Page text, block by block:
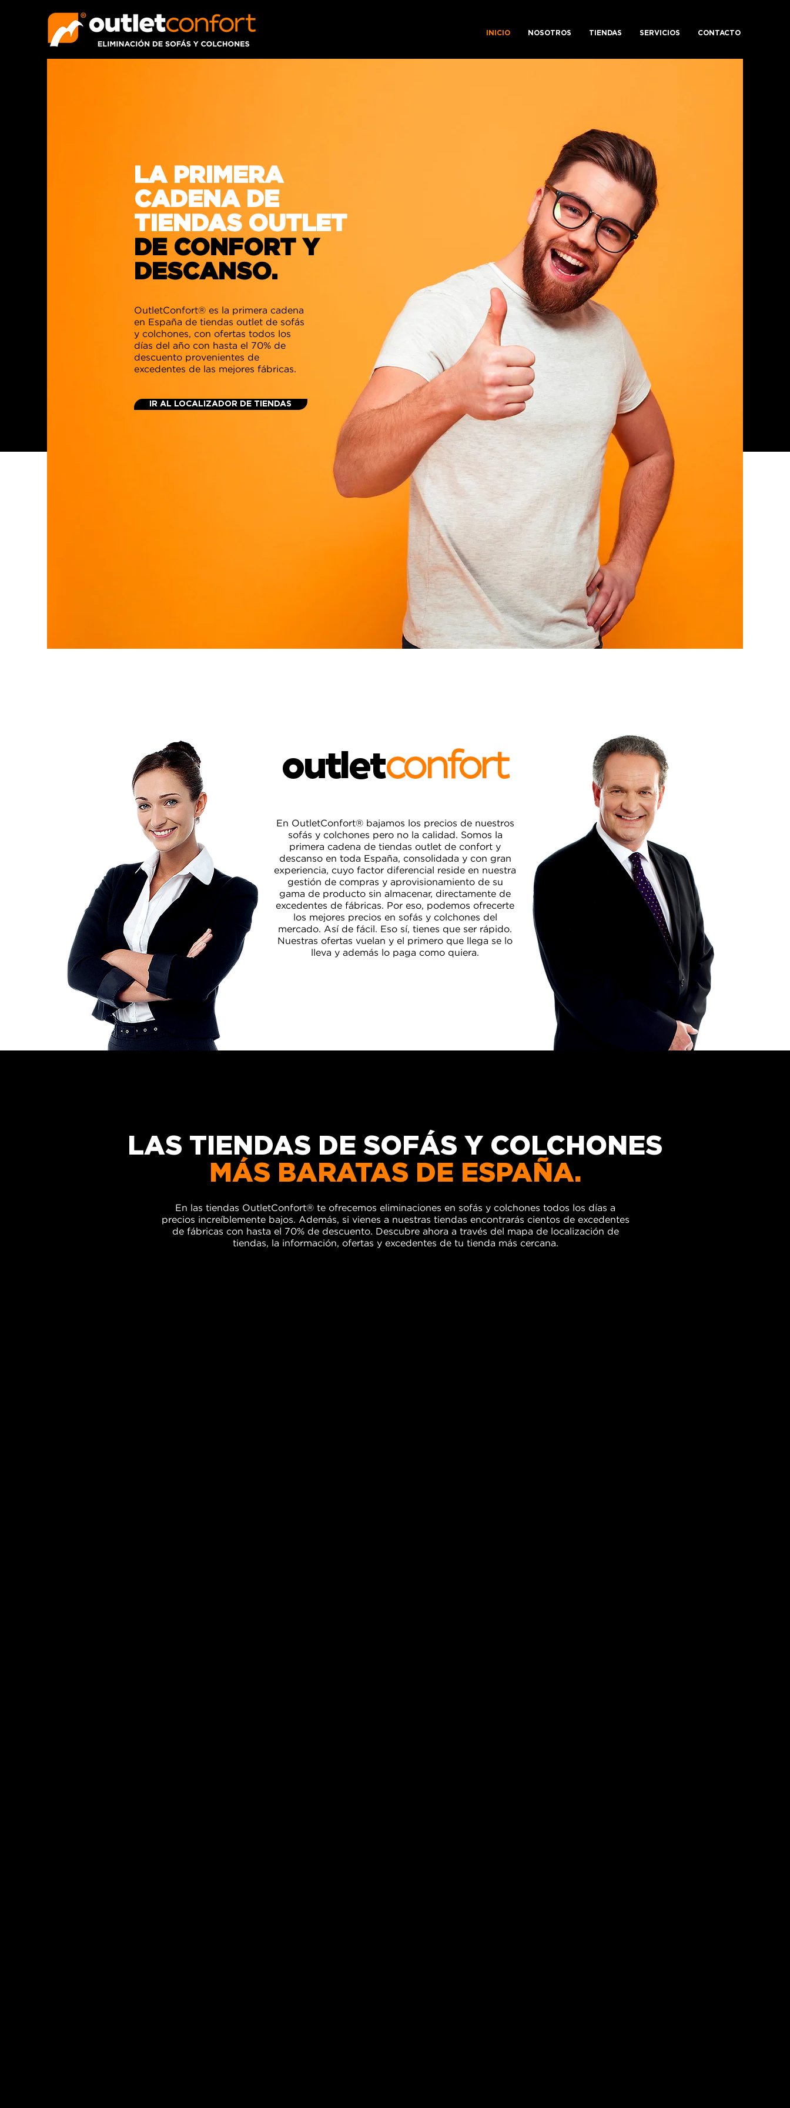
INICIO NOSOTROS TIENDAS SERVICIOS CONTACTO
outletconfort
En OutletConfort® bajamos los precios de nuestros
sofás y colchones pero no la calidad. Somos la
primera cadena de tiendas outlet de confort y
descanso en toda España, consolidada y con gran
experiencia, cuyo factor diferencial reside en nuestra
gestión de compras y aprovisionamiento de su
gama de producto sin almacenar, directamente de
excedentes de fábricas. Por eso, podemos ofrecerte
los mejores precios en sofás y colchones del
mercado. Así de fácil. Eso sí, tienes que ser rápido.
Nuestras ofertas vuelan y el primero que llega se lo
lleva y además lo paga como quiera.
LA PRIMERA
CADENA DE
TIENDAS OUTLET
DE CONFORT Y
DESCANSO.
OutletConfort® es la primera cadena
en España de tiendas outlet de sofás
y colchones, con ofertas todos los
días del año con hasta el 70% de
descuento provenientes de
excedentes de las mejores fábricas.
IR AL LOCALIZADOR DE TIENDAS
LAS TIENDAS DE SOFÁS Y COLCHONES
MÁS BARATAS DE ESPAÑA.
En las tiendas OutletConfort® te ofrecemos eliminaciones en sofás y colchones todos los días a
precios increíblemente bajos. Además, si vienes a nuestras tiendas encontrarás cientos de excedentes
de fábricas con hasta el 70% de descuento. Descubre ahora a través del mapa de localización de
tiendas, la información, ofertas y excedentes de tu tienda más cercana.